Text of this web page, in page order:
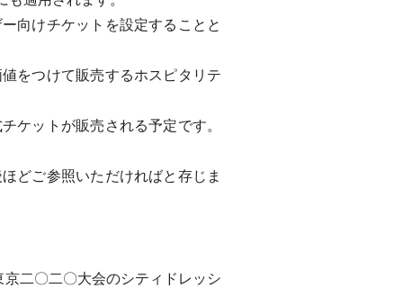
向けチケットを設定することと
をつけて販売するホスピタリテ
ケットが販売される予定です。
どご参照いただければと存じま
二〇二〇大会のシティドレッシ